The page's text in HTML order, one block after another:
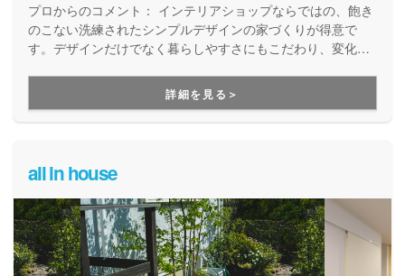
プロからのコメント： インテリアショップならではの、飽き
のこない洗練されたシンプルデザインの家づくりが得意で
す。デザインだけでなく暮らしやすさにもこだわり、変化し
心設計」を提案してくれます。
詳細を見る＞
all in house